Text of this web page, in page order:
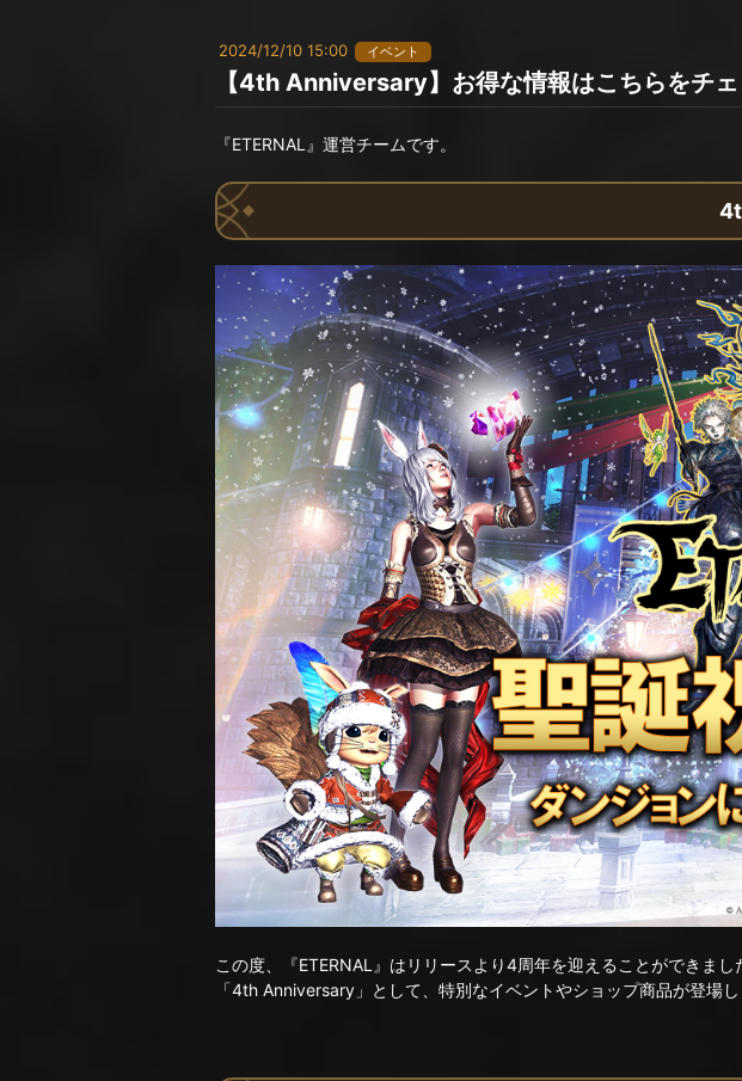
2024/12/10 15:00 イベント
【4th Anniversary】お得な情報はこちらをチェ
『ETERNAL』運営チームです。
この度、『ETERNAL』はリリースより4周年を迎えることができまし
「4th Anniversary」として、特別なイベントやショップ商品が登場し